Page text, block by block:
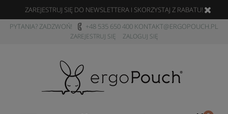
ZAREJESTRUJ SIĘ DO NEWSLETTERA I SKORZYSTAJ Z RABATU!
PYTANIA? ZADZWOŃ!
+48 535 650 400 KONTAKT@ERGOPOUCH.PL
ZAREJESTRUJ SIĘ ZALOGUJ SIĘ